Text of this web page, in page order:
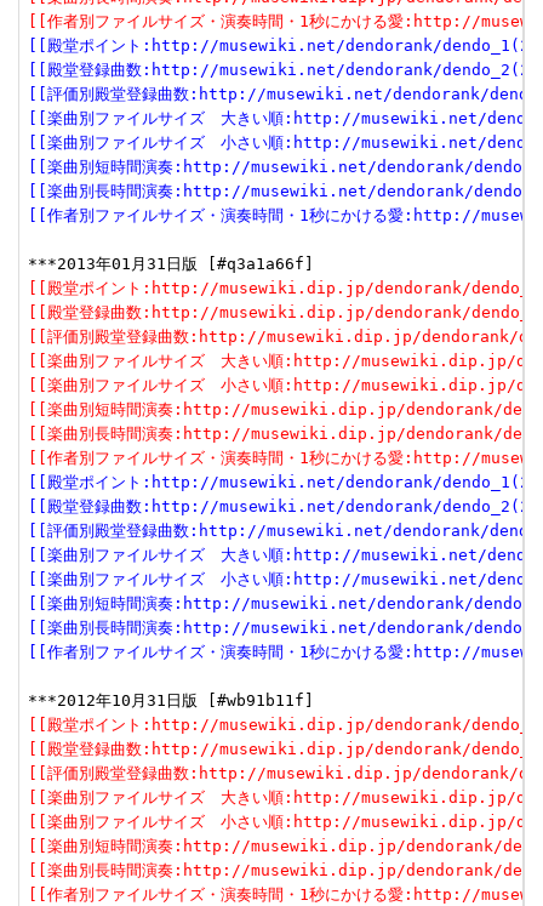
[[作者別ファイルサイズ・演奏時間・1秒にかける愛:http://
[[殿堂ポイント:http://musewiki.net/dendorank/
[[殿堂登録曲数:http://musewiki.net/dendorank/
[[評価別殿堂登録曲数:http://musewiki.net/dendorank/
[[楽曲別ファイルサイズ　大きい順:http://musewiki.net/
[[楽曲別ファイルサイズ　小さい順:http://musewiki.net/
[[楽曲別短時間演奏:http://musewiki.net/dendorank/
[[楽曲別長時間演奏:http://musewiki.net/dendorank/
[[作者別ファイルサイズ・演奏時間・1秒にかける愛:http://
[[殿堂ポイント:http://musewiki.dip.jp/dendorank/
[[殿堂登録曲数:http://musewiki.dip.jp/dendorank/
[[評価別殿堂登録曲数:http://musewiki.dip.jp/dendorank/
[[楽曲別ファイルサイズ　大きい順:http://musewiki.dip.jp/
[[楽曲別ファイルサイズ　小さい順:http://musewiki.dip.jp/
[[楽曲別短時間演奏:http://musewiki.dip.jp/dendorank/
[[楽曲別長時間演奏:http://musewiki.dip.jp/dendorank/
[[作者別ファイルサイズ・演奏時間・1秒にかける愛:http://
[[殿堂ポイント:http://musewiki.net/dendorank/
[[殿堂登録曲数:http://musewiki.net/dendorank/
[[評価別殿堂登録曲数:http://musewiki.net/dendorank/
[[楽曲別ファイルサイズ　大きい順:http://musewiki.net/
[[楽曲別ファイルサイズ　小さい順:http://musewiki.net/
[[楽曲別短時間演奏:http://musewiki.net/dendorank/
[[楽曲別長時間演奏:http://musewiki.net/dendorank/
[[作者別ファイルサイズ・演奏時間・1秒にかける愛:http://
[[殿堂ポイント:http://musewiki.dip.jp/dendorank/
[[殿堂登録曲数:http://musewiki.dip.jp/dendorank/
[[評価別殿堂登録曲数:http://musewiki.dip.jp/dendorank/
[[楽曲別ファイルサイズ　大きい順:http://musewiki.dip.jp/
[[楽曲別ファイルサイズ　小さい順:http://musewiki.dip.jp/
[[楽曲別短時間演奏:http://musewiki.dip.jp/dendorank/
[[楽曲別長時間演奏:http://musewiki.dip.jp/dendorank/
[[作者別ファイルサイズ・演奏時間・1秒にかける愛:http://